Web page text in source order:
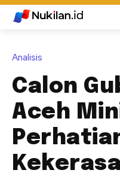
Analisis
Calon
Aceh